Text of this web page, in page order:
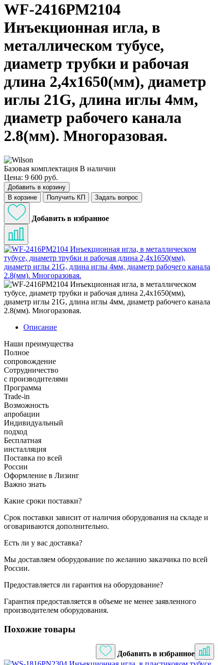
WF-2416РМ2104
Инъекционная игла, в
металлическом тубусе,
диаметр трубки и рабочая
длина 2,4х1650(мм), диаметр
иглы 21G, длина иглы 4мм,
диаметр рабочего канала
2.8(мм). Многоразовая.
Базовая комплектация В наличии
Цена: 9 600 руб.
Добавить в корзину
В корзине
Получить КП Задать вопрос
Добавить в избранное
Описание
Наши преимущества
Полное
сопровождение
Сотрудничество
с производителями
Программа
Trade-in
Возможность
апробации
Индивидуальный
подход
Бесплатная
инсталляция
Поставка по всей
России
Оформление в Лизинг
Важно знать
Какие сроки поставки?
Срок поставки зависит от наличия оборудования на складе и
оговариваются дополнительно.
Есть ли у вас доставка?
Мы доставляем оборудование по желанию заказчика по всей
России.
Предоставляется ли гарантия на оборудование?
Гарантия предоставляется в объеме не менее заявленного
производителем оборудования.
Похожие товары
Добавить в избранное